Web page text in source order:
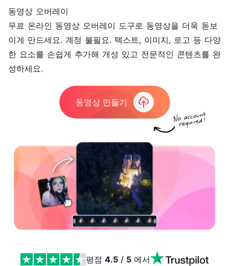
동영상 오버레이
무료 온라인 동영상 오버레이 도구로 동영상을 더욱 돋보
이게 만드세요. 계정 불필요. 텍스트, 이미지, 로고 등 다양
한 요소를 손쉽게 추가해 개성 있고 전문적인 콘텐츠를 완
성하세요.
동영상 만들기
평점 4.5 / 5 에서